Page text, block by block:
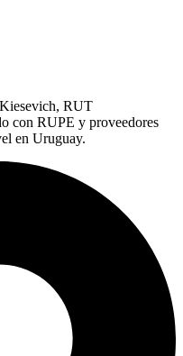
RUT
con RUPE y proveedores
en Uruguay.